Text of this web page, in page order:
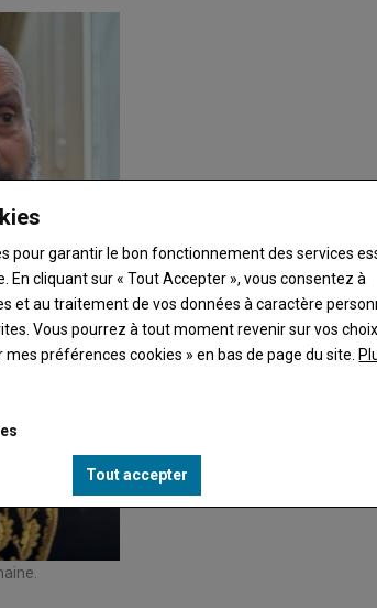
pour garantir le bon fonctionnement des services
En cliquant sur « Tout Accepter », vous consentez à
et au traitement de vos données à caractère
Vous pourrez à tout moment revenir sur vos
préférences cookies » en bas de page du site.
Tout accepter